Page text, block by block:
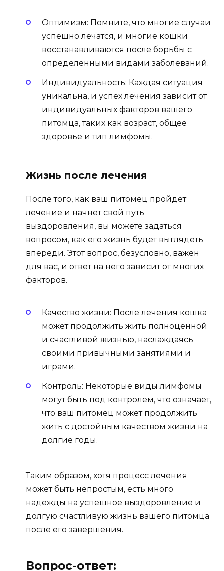
Оптимизм: Помните, что многие случаи
успешно лечатся, и многие кошки
восстанавливаются после борьбы с
определенными видами заболеваний.
Индивидуальность: Каждая ситуация
уникальна, и успех лечения зависит от
индивидуальных факторов вашего
питомца, таких как возраст, общее
здоровье и тип лимфомы.
Жизнь после лечения
После того, как ваш питомец пройдет
лечение и начнет свой путь
выздоровления, вы можете задаться
вопросом, как его жизнь будет выглядеть
впереди. Этот вопрос, безусловно, важен
для вас, и ответ на него зависит от многих
факторов.
Качество жизни: После лечения кошка
может продолжить жить полноценной
и счастливой жизнью, наслаждаясь
своими привычными занятиями и
играми.
Контроль: Некоторые виды лимфомы
могут быть под контролем, что означает,
что ваш питомец может продолжить
жить с достойным качеством жизни на
долгие годы.
Таким образом, хотя процесс лечения
может быть непростым, есть много
надежды на успешное выздоровление и
долгую счастливую жизнь вашего питомца
после его завершения.
Вопрос-ответ: